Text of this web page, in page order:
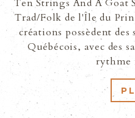
PHOTOS
VIDÉOS
MÉDIAS
Ten Strings And A Goat
Trad/Folk de l'Île du
créations possèdent
Québécois, avec des
rythme